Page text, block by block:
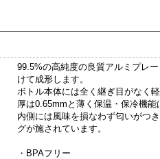
99.5%の高純度の良質アルミプレ
けて成形します。
ボトル本体には全く継ぎ目がなく
厚は0.65mmと薄く保温・保冷機能
内側には風味を損なわず匂いがつ
グが施されています。
・BPAフリー